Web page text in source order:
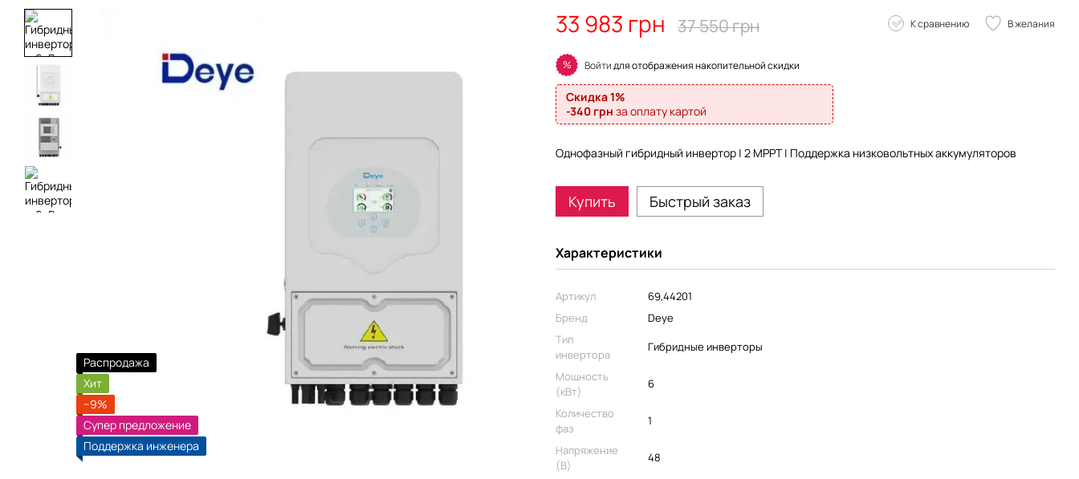
Распродажа
Хит
−9%
Супер предложение
Поддержка инженера
33 983 грн 37 550 грн К сравнению В желания
% Войтидля отображения накопительной скидки
Скидка 1%
-340 грн за оплату картой
Однофазный гибридный инвертор | 2 MPPT | Поддержка низковольтных аккумуляторов
Купить Быстрый заказ
Характеристики
Артикул
69,44201
Бренд
Deye
Тип
инвертора
Гибридные инверторы
Мощность
(кВт)
6
Количество
фаз
1
Напряжение
(В)
48